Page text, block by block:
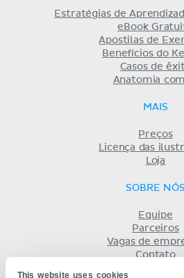
This website uses cookies
Estratégias de
eBook
Apostilas de
Benefícios do
Casos de
Anatomia
MAIS
Preços
Licença das
Loja
SOBRE NÓS
Equipe
Parceiros
Vagas de
Contato